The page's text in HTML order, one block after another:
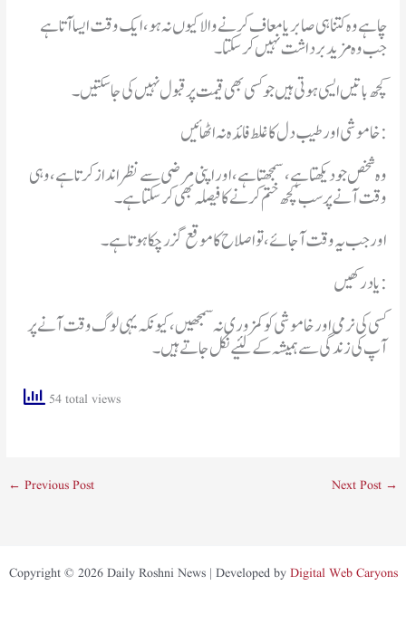
چاہے وہ کتنا ہی صابر یا معاف کرنے والا کیوں نہ ہو، ایک وقت ایسا آتا ہے
جب وہ مزید برداشت نہیں کر سکتا۔
کچھ باتیں ایسی ہوتی ہیں جو کسی بھی قیمت پر قبول نہیں کی جا سکتیں۔
خاموشی اور طیب دل کا غلط فائدہ نہ اٹھائیں:
وہ شخص جو دیکھتا ہے، سمجھتا ہے، اور اپنی مرضی سے نظرانداز کرتا ہے، وہی
وقت آنے پر سب کچھ ختم کرنے کا فیصلہ بھی کر سکتا ہے۔
اور جب یہ وقت آ جائے، تو اصلاح کا موقع گزر چکا ہوتا ہے۔
یاد رکھیں:
کسی کی نرمی اور خاموشی کو کمزوری نہ سمجھیں، کیونکہ یہی لوگ وقت آنے پر
آپ کی زندگی سے ہمیشہ کے لئیے نکل جاتے ہیں۔
54 total views
← Previous Post Next Post →
Copyright © 2026 Daily Roshni News | Developed by Digital Web Caryons